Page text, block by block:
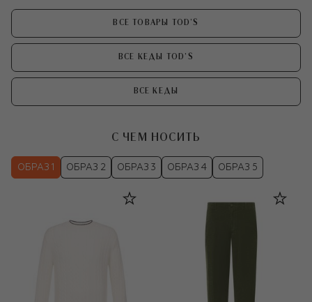
ВСЕ ТОВАРЫ TOD’S
ВСЕ КЕДЫ TOD’S
ВСЕ КЕДЫ
С ЧЕМ НОСИТЬ
ОБРАЗ 1 ОБРАЗ 2 ОБРАЗ 3 ОБРАЗ 4 ОБРАЗ 5